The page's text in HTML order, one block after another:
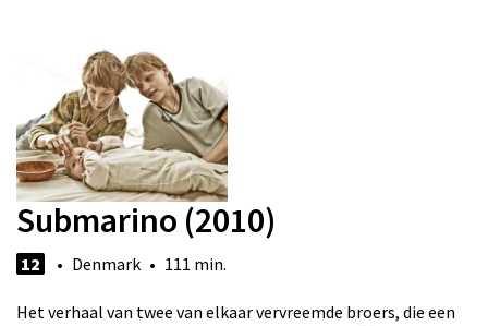
Submarino (2010)
12 • Denmark • 111 min.
Het verhaal van twee van elkaar vervreemde broers, die een